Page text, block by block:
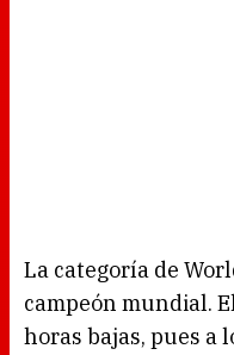
La categoría de
campeón mundial.
horas bajas, pues a